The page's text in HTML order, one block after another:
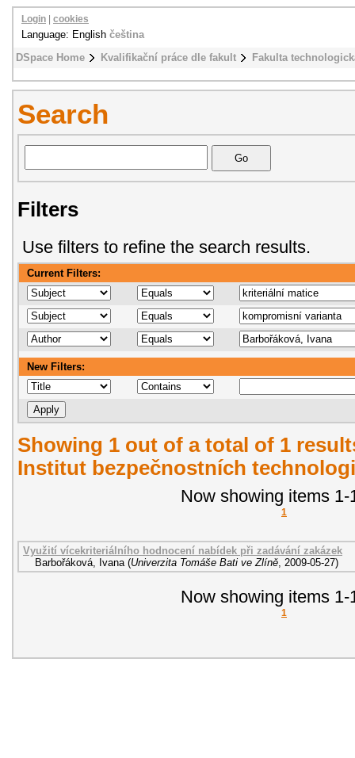
DSpace Home Kvalifikační práce dle fakult Fakulta
Login cookies
Language: English čeština
Search
Filters
Use filters to refine the search results.
Current Filters:
New Filters:
Showing 1 out of a total of 1
Institut bezpečnostních
Now showing items 1-
1
Využití vícekriteriálního hodnocení nabídek při zadávání zakázek
Barbořáková, Ivana (Univerzita Tomáše Bati ve Zlíně 2009-05-27)
Now showing items 1-
1